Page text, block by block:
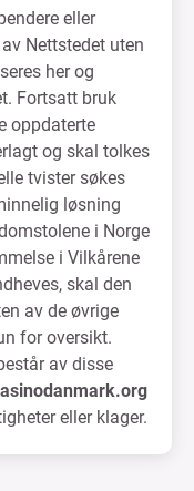
eller
Nettstedet uten
her og
Fortsatt bruk
oppdaterte
og skal tolkes
tvister søkes
løsning
i Norge
i Vilkårene
skal den
av de øvrige
for oversikt.
av disse
eller klager.